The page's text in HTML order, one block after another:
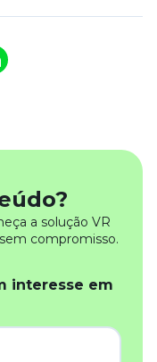
a solução VR
compromisso.
interesse em